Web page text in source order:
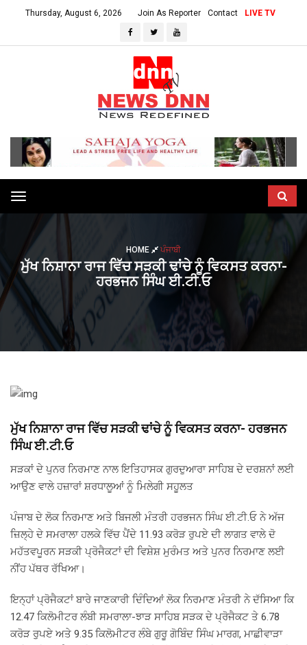
Thursday, August 6, 2026 Join As Reporter Contact LIVE TV
Toggle
navigation
HOME ਪੰਜਾਬੀ
ਮੁੱਖ ਨਿਸ਼ਾਨਾ ਰਾਜ ਵਿੱਚ ਸੜਕੀ ਢਾਂਚੇ ਨੂੰ ਵਿਕਸਤ ਕਰਨਾ-
ਹਰਭਜਨ ਸਿੰਘ ਈ.ਟੀ.ਓ
ਮੁੱਖ ਨਿਸ਼ਾਨਾ ਰਾਜ ਵਿੱਚ ਸੜਕੀ ਢਾਂਚੇ ਨੂੰ ਵਿਕਸਤ ਕਰਨਾ- ਹਰਭਜਨ
ਸਿੰਘ ਈ.ਟੀ.ਓ
ਸੜਕਾਂ ਦੇ ਪੁਨਰ ਨਿਰਮਾਣ ਨਾਲ ਇਤਿਹਾਸਕ ਗੁਰਦੁਆਰਾ ਸਾਹਿਬ ਦੇ ਦਰਸ਼ਨਾਂ ਲਈ
ਆਉਣ ਵਾਲੇ ਹਜ਼ਾਰਾਂ ਸ਼ਰਧਾਲੂਆਂ ਨੂੰ ਮਿਲੇਗੀ ਸਹੂਲਤ
ਪੰਜਾਬ ਦੇ ਲੋਕ ਨਿਰਮਾਣ ਅਤੇ ਬਿਜਲੀ ਮੰਤਰੀ ਹਰਭਜਨ ਸਿੰਘ ਈ.ਟੀ.ਓ ਨੇ ਅੱਜ
ਜ਼ਿਲ੍ਹੇ ਦੇ ਸਮਰਾਲਾ ਹਲਕੇ ਵਿੱਚ ਪੈਂਦੇ 11.93 ਕਰੋੜ ਰੁਪਏ ਦੀ ਲਾਗਤ ਵਾਲੇ ਦੋ
ਮਹੱਤਵਪੂਰਨ ਸੜਕੀ ਪ੍ਰੋਜੈਕਟਾਂ ਦੀ ਵਿਸ਼ੇਸ਼ ਮੁਰੰਮਤ ਅਤੇ ਪੁਨਰ ਨਿਰਮਾਣ ਲਈ
ਨੀਂਹ ਪੱਥਰ ਰੱਖਿਆ।
ਇਨ੍ਹਾਂ ਪ੍ਰੋਜੈਕਟਾਂ ਬਾਰੇ ਜਾਣਕਾਰੀ ਦਿੰਦਿਆਂ ਲੋਕ ਨਿਰਮਾਣ ਮੰਤਰੀ ਨੇ ਦੱਸਿਆ ਕਿ
12.47 ਕਿਲੋਮੀਟਰ ਲੰਬੀ ਸਮਰਾਲਾ-ਝਾੜ ਸਾਹਿਬ ਸੜਕ ਦੇ ਪ੍ਰੋਜੈਕਟ ਤੇ 6.78
ਕਰੋੜ ਰੁਪਏ ਅਤੇ 9.35 ਕਿਲੋਮੀਟਰ ਲੰਬੇ ਗੁਰੂ ਗੋਬਿੰਦ ਸਿੰਘ ਮਾਰਗ, ਮਾਛੀਵਾੜਾ